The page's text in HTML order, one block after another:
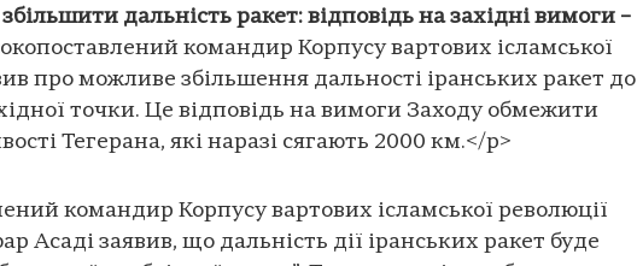
збільшити дальність ракет: відповідь на західні вимоги –
командир Корпусу вартових ісламської
про можливе збільшення дальності іранських ракет до
точки. Це відповідь на вимоги Заходу обмежити
Тегерана, які наразі сягають 2000 км.</p>
командир Корпусу вартових ісламської революції
Асаді заявив, що дальність дії іранських ракет буде